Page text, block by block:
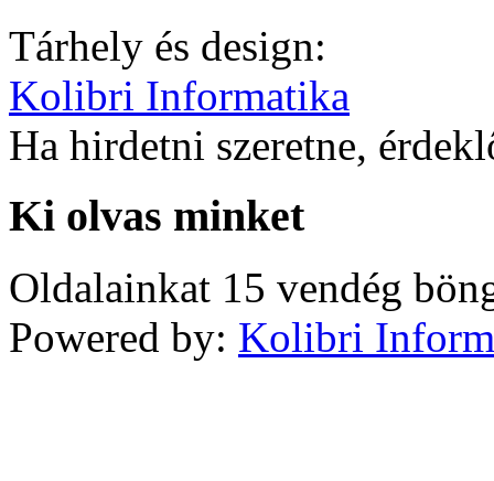
Tárhely és design:
Kolibri Informatika
Ha hirdetni szeretne,
Ki olvas minket
Oldalainkat 15 vendég
Powered by: Kolibri